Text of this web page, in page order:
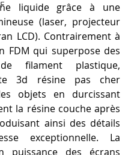
liquide grâce à une
(laser, projecteur
LCD). Contrairement à
FDM qui superpose des
filament plastique,
3d résine pas cher
objets en durcissant
la résine couche après
ainsi des détails
exceptionnelle. La
puissance des écrans